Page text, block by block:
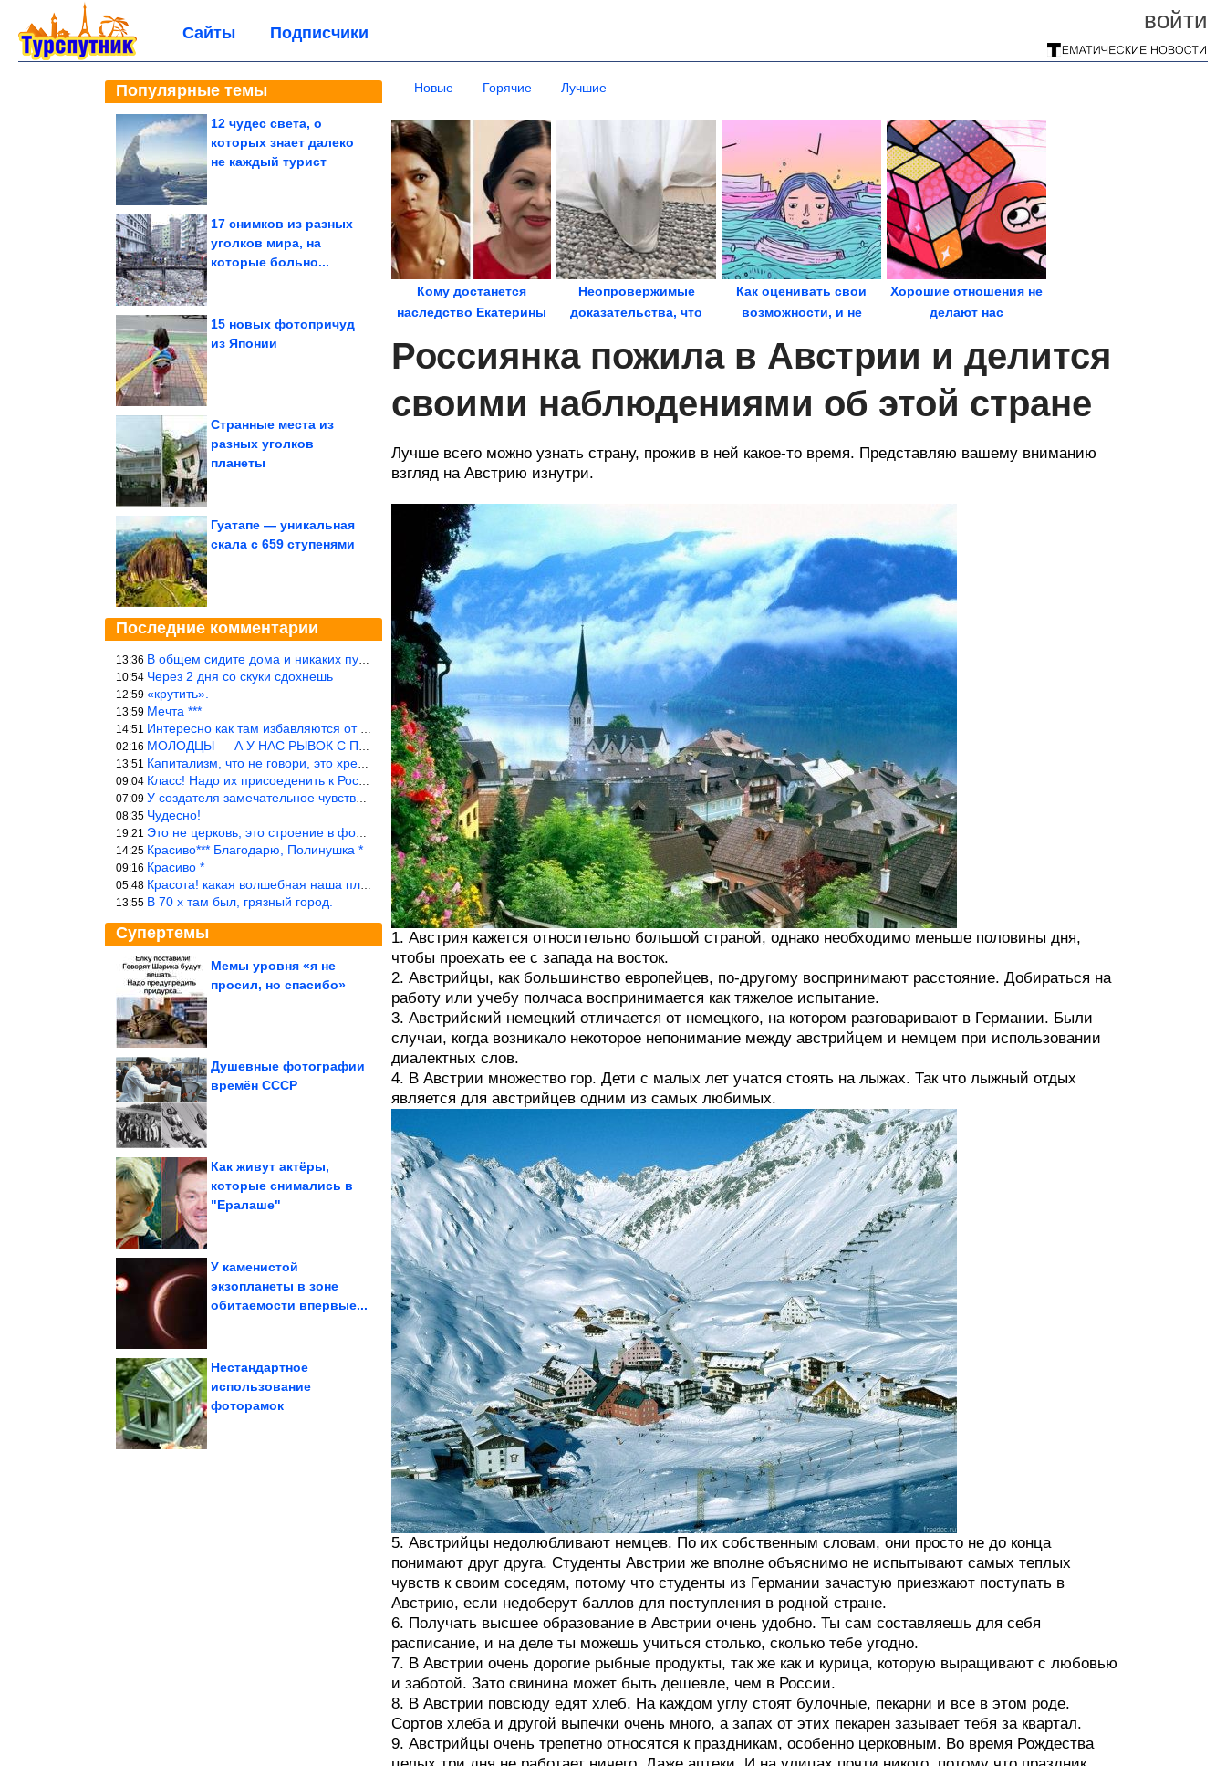
войти
Сайты Подписчики
Популярные темы
12 чудес света, о
которых знает далеко
не каждый турист
17 снимков из разных
уголков мира, на
которые больно...
15 новых фотопричуд
из Японии
Странные места из
разных уголков
планеты
Гуатапе — уникальная
скала с 659 ступенями
Последние комментарии
13:36 В общем сидите дома и никаких путешествий А самая грязная в от
10:54 Через 2 дня со скуки сдохнешь
12:59 «крутить».
13:59 Мечта ***
14:51 Интересно как там избавляются от физиологических и прочих отходо
02:16 МОЛОДЦЫ — А У НАС РЫВОК С ПРОРЫВОМ В ТРУБУ
13:51 Капитализм, что не говори, это хреново (((
09:04 Класс! Надо их присоеденить к России!
07:09 У создателя замечательное чувство юмора! ))
08:35 Чудесно!
19:21 Это не церковь, это строение в форме церкви.
14:25 Красиво*** Благодарю, Полинушка *
09:16 Красиво *
05:48 Красота! какая волшебная наша планета!… еще-бы, мы понимали это…
13:55 В 70 х там был, грязный город.
Супертемы
Мемы уровня «я не
просил, но спасибо»
Рассеянному склерозу
Душевные фотографии
времён СССР
Как живут актёры,
которые снимались в
"Ералаше"
У каменистой
экзопланеты в зоне
обитаемости впервые...
Почему массовая
распространяется и как
Нестандартное
использование
фоторамок
Что успела снять
«Венера-13» до того, как
Новые Горячие Лучшие
Кому достанется
наследство Екатерины
Неопровержимые
доказательства, что
Как оценивать свои
возможности, и не
Хорошие отношения не
делают нас
автоматически
Россиянка пожила в Австрии и делится
своими наблюдениями об этой стране
Лучше всего можно узнать страну, прожив в ней какое-то время. Представляю вашему вниманию
взгляд на Австрию изнутри.
1. Австрия кажется относительно большой страной, однако необходимо меньше половины дня,
чтобы проехать ее с запада на восток.
2. Австрийцы, как большинство европейцев, по-другому воспринимают расстояние. Добираться на
работу или учебу полчаса воспринимается как тяжелое испытание.
3. Австрийский немецкий отличается от немецкого, на котором разговаривают в Германии. Были
случаи, когда возникало некоторое непонимание между австрийцем и немцем при использовании
диалектных слов.
4. В Австрии множество гор. Дети с малых лет учатся стоять на лыжах. Так что лыжный отдых
является для австрийцев одним из самых любимых.
5. Австрийцы недолюбливают немцев. По их собственным словам, они просто не до конца
понимают друг друга. Студенты Австрии же вполне объяснимо не испытывают самых теплых
чувств к своим соседям, потому что студенты из Германии зачастую приезжают поступать в
Австрию, если недоберут баллов для поступления в родной стране.
6. Получать высшее образование в Австрии очень удобно. Ты сам составляешь для себя
расписание, и на деле ты можешь учиться столько, сколько тебе угодно.
7. В Австрии очень дорогие рыбные продукты, так же как и курица, которую выращивают с любовью
и заботой. Зато свинина может быть дешевле, чем в России.
8. В Австрии повсюду едят хлеб. На каждом углу стоят булочные, пекарни и все в этом роде.
Сортов хлеба и другой выпечки очень много, а запах от этих пекарен зазывает тебя за квартал.
9. Австрийцы очень трепетно относятся к праздникам, особенно церковным. Во время Рождества